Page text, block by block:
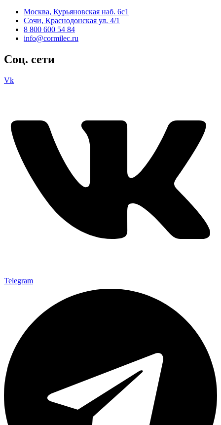
Москва, Курьяновская наб. 6с1
Сочи, Краснодонская ул. 4/1
8 800 600 54 84
info@cormilec.ru
Соц. сети
Vk
Telegram